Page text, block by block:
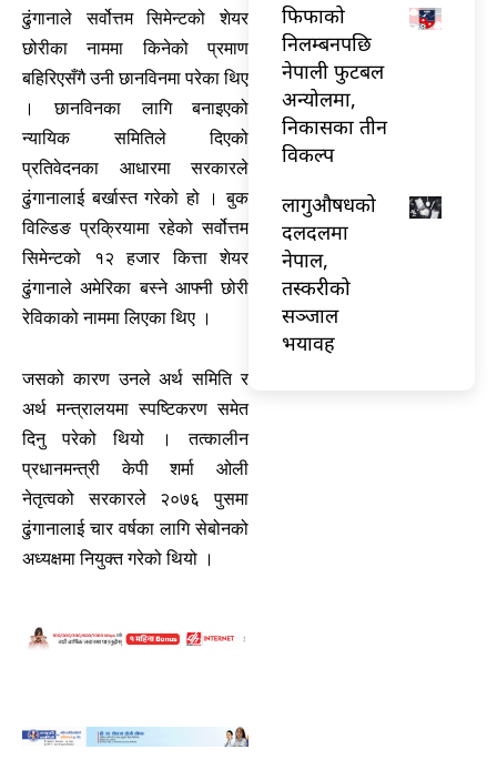
ढुंगानाले सर्वोत्तम सिमेन्टको शेयर
छोरीका नाममा किनेको प्रमाण
बहिरिएसँगै उनी छानविनमा परेका थिए
। छानविनका लागि बनाइएको
न्यायिक समितिले दिएको
प्रतिवेदनका आधारमा सरकारले
ढुंगानालाई बर्खास्त गरेको हो । बुक
विल्डिङ प्रक्रियामा रहेको सर्वोत्तम
सिमेन्टको १२ हजार कित्ता शेयर
ढुंगानाले अमेरिका बस्ने आफ्नी छोरी
रेविकाको नाममा लिएका थिए ।
जसको कारण उनले अर्थ समिति र
अर्थ मन्त्रालयमा स्पष्टिकरण समेत
दिनु परेको थियो । तत्कालीन
प्रधानमन्त्री केपी शर्मा ओली
नेतृत्वको सरकारले २०७६ पुसमा
ढुंगानालाई चार वर्षका लागि सेबोनको
अध्यक्षमा नियुक्त गरेको थियो ।
फिफाको
निलम्बनपछि
नेपाली फुटबल
अन्योलमा,
निकासका तीन
विकल्प
लागुऔषधको
दलदलमा
नेपाल,
तस्करीको
सञ्जाल
भयावह